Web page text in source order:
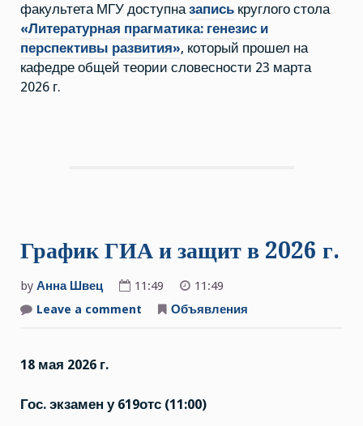
и
перспективы
развития»
(23.03.2026
факультета МГУ доступназапись круглого стола
«Литературная прагматика: генезис и
перспективы развития», который прошел на
кафедре общей теории словесности 23 марта
2026 г.
График ГИА и защит в 2026 г.
by Анна Швец 11:49
11:49
Leave a comment
Объявления
18 мая 2026 г.
Гос. экзамен у 619отс (11:00)